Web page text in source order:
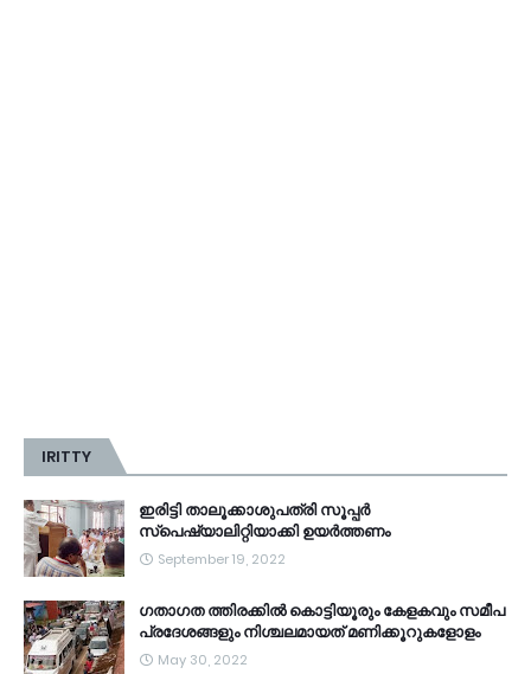
IRITTY
ഇരിട്ടി താലൂക്കാശുപത്രി സൂപ്പർ
സ്‌പെഷ്യാലിറ്റിയാക്കി ഉയർത്തണം
September 19, 2022
ഗതാഗത ത്തിരക്കിൽ കൊട്ടിയൂരും കേളകവും സമീപ
പ്രദേശങ്ങളും നിശ്ചലമായത് മണിക്കൂറുകളോളം
May 30, 2022